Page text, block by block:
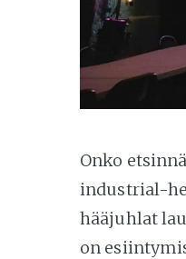
Onko
industrial-
hääjuhlat
on